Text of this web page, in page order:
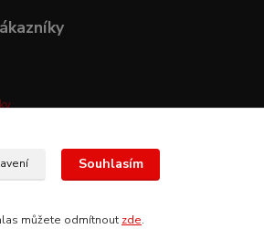
Souhlasím
můžete odmítnout zde.